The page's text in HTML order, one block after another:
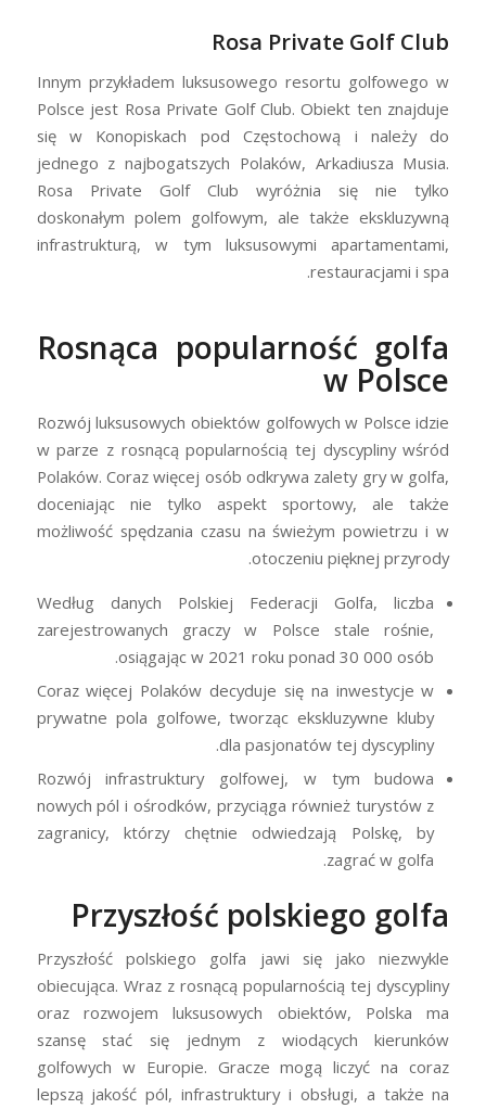
Rosa Private Golf Club
Innym przykładem luksusowego resortu golfowego w
Polsce jest Rosa Private Golf Club. Obiekt ten znajduje
się w Konopiskach pod Częstochową i należy do
jednego z najbogatszych Polaków, Arkadiusza Musia.
Rosa Private Golf Club wyróżnia się nie tylko
doskonałym polem golfowym, ale także ekskluzywną
infrastrukturą, w tym luksusowymi apartamentami,
restauracjami i spa.
Rosnąca popularność golfa
w Polsce
Rozwój luksusowych obiektów golfowych w Polsce idzie
w parze z rosnącą popularnością tej dyscypliny wśród
Polaków. Coraz więcej osób odkrywa zalety gry w golfa,
doceniając nie tylko aspekt sportowy, ale także
możliwość spędzania czasu na świeżym powietrzu i w
otoczeniu pięknej przyrody.
Według danych Polskiej Federacji Golfa, liczba
zarejestrowanych graczy w Polsce stale rośnie,
osiągając w 2021 roku ponad 30 000 osób.
Coraz więcej Polaków decyduje się na inwestycje w
prywatne pola golfowe, tworząc ekskluzywne kluby
dla pasjonatów tej dyscypliny.
Rozwój infrastruktury golfowej, w tym budowa
nowych pól i ośrodków, przyciąga również turystów z
zagranicy, którzy chętnie odwiedzają Polskę, by
zagrać w golfa.
Przyszłość polskiego golfa
Przyszłość polskiego golfa jawi się jako niezwykle
obiecująca. Wraz z rosnącą popularnością tej dyscypliny
oraz rozwojem luksusowych obiektów, Polska ma
szansę stać się jednym z wiodących kierunków
golfowych w Europie. Gracze mogą liczyć na coraz
lepszą jakość pól, infrastruktury i obsługi, a także na